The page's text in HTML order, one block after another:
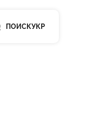
TELEGRAM
НА TWITTER
ПОИСКУКР